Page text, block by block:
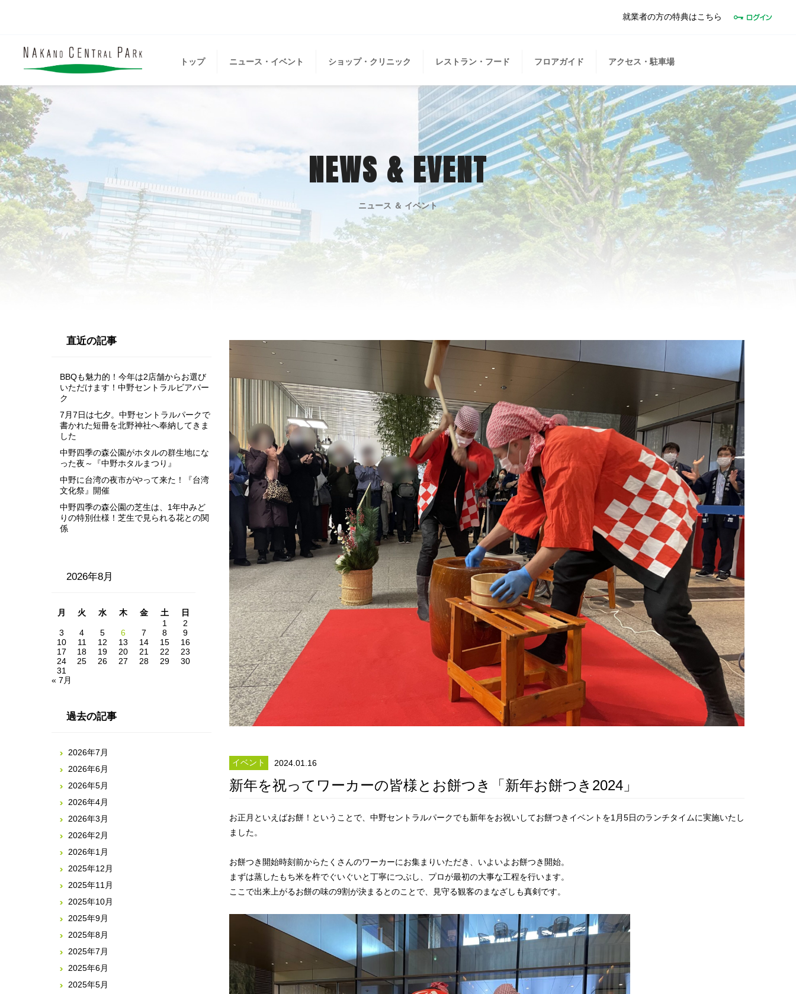
就業者の方の特典はこちら
トップ ニュース・イベント ショップ・クリニック レストラン・フード フロアガイド アクセス・駐車場
NEWS & EVENT
ニュース ＆ イベント
イベント 2024.01.16
新年を祝ってワーカーの皆様とお餅つき「新年お餅つき2024」
お正月といえばお餅！ということで、中野セントラルパークでも新年をお祝いしてお餅つきイベントを1月5日のランチタイムに実施いたし
ました。
お餅つき開始時刻前からたくさんのワーカーにお集まりいただき、いよいよお餅つき開始。
まずは蒸したもち米を杵でぐいぐいと丁寧につぶし、プロが最初の大事な工程を行います。
ここで出来上がるお餅の味の9割が決まるとのことで、見守る観客のまなざしも真剣です。
直近の記事
BBQも魅力的！今年は2店舗からお選び
いただけます！中野セントラルビアパー
ク
7月7日は七夕。中野セントラルパークで
書かれた短冊を北野神社へ奉納してきま
した
中野四季の森公園がホタルの群生地にな
った夜～『中野ホタルまつり』
中野に台湾の夜市がやって来た！『台湾
文化祭』開催
中野四季の森公園の芝生は、1年中みど
りの特別仕様！芝生で見られる花との関
係
2026年8月
月 火 水 木 金 土
日
1
2
3
4 5 6 7 8
9
10
11 12 13 14 15
16
17
18 19 20 21 22
23
24
25 26 27 28 29
30
31
« 7月
過去の記事
2026年7月
2026年6月
2026年5月
2026年4月
2026年3月
2026年2月
2026年1月
2025年12月
2025年11月
2025年10月
2025年9月
2025年8月
2025年7月
2025年6月
2025年5月